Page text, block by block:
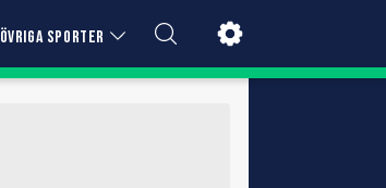
ÖVRIGA SPORTER